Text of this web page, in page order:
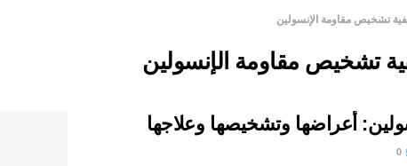
تشخيص مقاومة الإنسولين
تشخيص مقاومة الإنسولين
أعراضها وتشخيصها وعلاجها